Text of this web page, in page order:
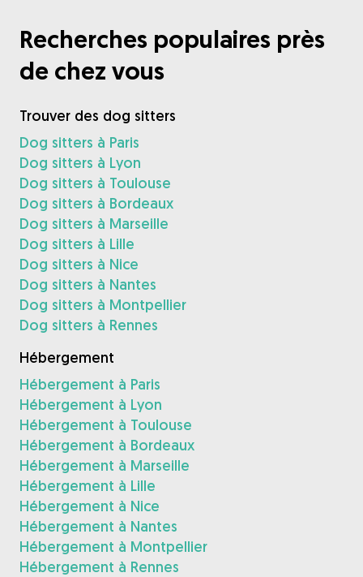
Recherches populaires près
de chez vous
Trouver des dog sitters
Dog sitters à Paris
Dog sitters à Lyon
Dog sitters à Toulouse
Dog sitters à Bordeaux
Dog sitters à Marseille
Dog sitters à Lille
Dog sitters à Nice
Dog sitters à Nantes
Dog sitters à Montpellier
Dog sitters à Rennes
Hébergement
Hébergement à Paris
Hébergement à Lyon
Hébergement à Toulouse
Hébergement à Bordeaux
Hébergement à Marseille
Hébergement à Lille
Hébergement à Nice
Hébergement à Nantes
Hébergement à Montpellier
Hébergement à Rennes